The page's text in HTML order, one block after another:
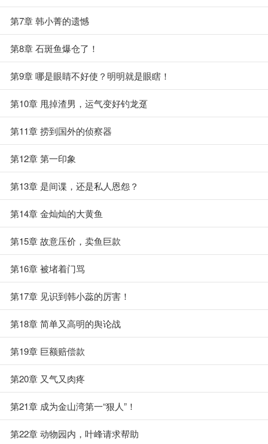
第7章 韩小菁的遗憾
第8章 石斑鱼爆仓了！
第9章 哪是眼睛不好使？明明就是眼瞎！
第10章 甩掉渣男，运气变好钓龙趸
第11章 捞到国外的侦察器
第12章 第一印象
第13章 是间谍，还是私人恩怨？
第14章 金灿灿的大黄鱼
第15章 故意压价，卖鱼巨款
第16章 被堵着门骂
第17章 见识到韩小蕊的厉害！
第18章 简单又高明的舆论战
第19章 巨额赔偿款
第20章 又气又肉疼
第21章 成为金山湾第一“狠人”！
第22章 动物园内，叶峰请求帮助